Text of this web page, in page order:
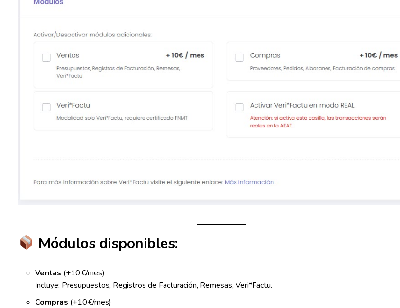
Módulos disponibles:
Ventas (+10 €/mes)
Incluye: Presupuestos, Registros de Facturación, Remesas, Veri*Factu.
Compras (+10 €/mes)